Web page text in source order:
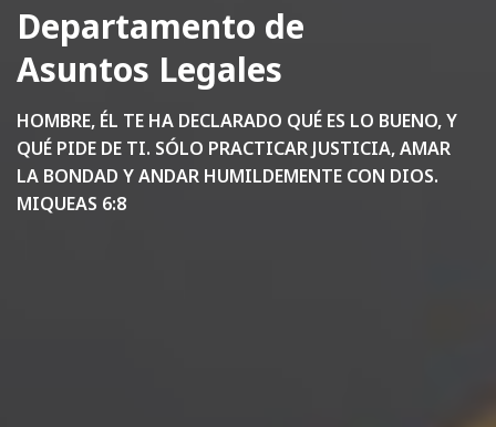
Departamento de
Asuntos Legales
HOMBRE, ÉL TE HA DECLARADO QUÉ ES LO BUENO, Y
QUÉ PIDE DE TI. SÓLO PRACTICAR JUSTICIA, AMAR
LA BONDAD Y ANDAR HUMILDEMENTE CON DIOS.
MIQUEAS 6:8